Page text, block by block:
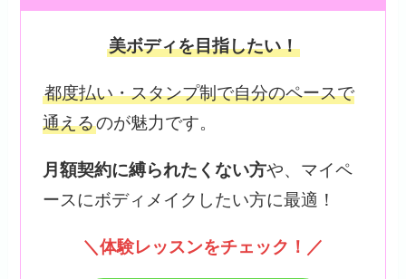
美ボディを目指したい！
都度払い・スタンプ制で自分のペースで
通えるのが魅力です。
月額契約に縛られたくない方や、マイペ
ースにボディメイクしたい方に最適！
＼体験レッスンをチェック！／